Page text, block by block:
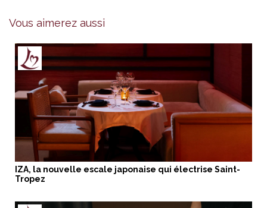
Vous aimerez aussi
IZA, la nouvelle escale japonaise qui électrise Saint-
Tropez